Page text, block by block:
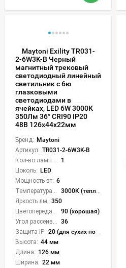
Maytoni Exility TR031-
2-6W3K-B Черный
магнитный трековый
светодиодный линейный
светильник с 6ю
глазковыми
светодиодами в
ячейках, LED 6W 3000К
350Лм 36° CRI90 IP20
48В 126x44x22мм
Бренд: Maytoni
Артикул: TR031-2-6W3K-B
Кол-во ламп или LED: 1
Цоколь: LED
Мощность вт: 6
Температура света:
3000K (теплый)
Яркость лм: 350
Цветопередача (CRI):
90 (хорошая)
Угол рассеивания света °: 36
Защита IP: 20 (для сухих пом.)
Высота: 44 мм
Длина: 126 мм
Ширина: 22 мм